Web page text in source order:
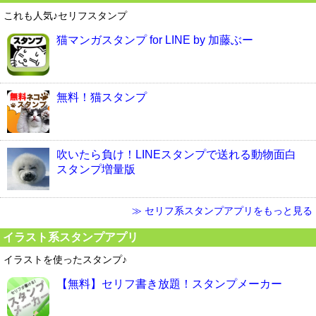
これも人気♪セリフスタンプ
猫マンガスタンプ for LINE by 加藤ぶー
無料！猫スタンプ
吹いたら負け！LINEスタンプで送れる動物面白
スタンプ増量版
≫ セリフ系スタンプアプリをもっと見る
イラスト系スタンプアプリ
イラストを使ったスタンプ♪
【無料】セリフ書き放題！スタンプメーカー